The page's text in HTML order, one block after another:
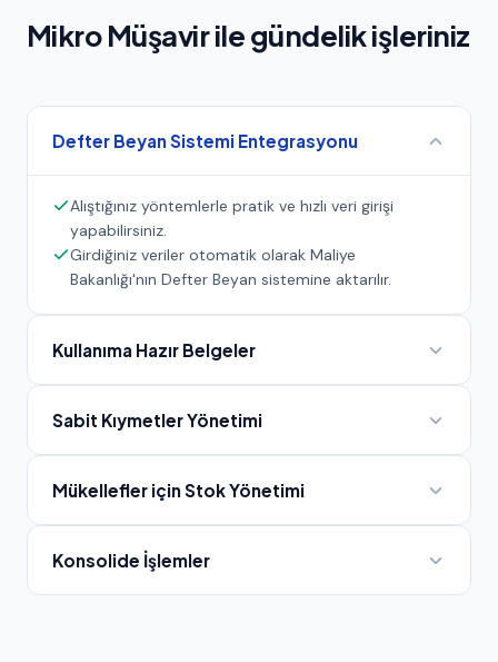
Mikro Müşavir ile gündelik işleriniz
Defter Beyan Sistemi Entegrasyonu
Alıştığınız yöntemlerle pratik ve hızlı veri girişi
yapabilirsiniz.
Girdiğiniz veriler otomatik olarak Maliye
Bakanlığı'nın Defter Beyan sistemine aktarılır.
Kullanıma Hazır Belgeler
Sabit Kıymetler Yönetimi
Mükellefler için Stok Yönetimi
Konsolide İşlemler